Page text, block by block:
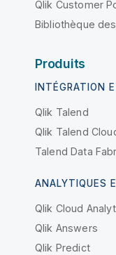
Qlik Customer
Bibliothèque
Produits
INTÉGRATION
Qlik Talend
Qlik Talend
Talend Data
ANALYTIQUES
Qlik Cloud
Qlik Answers
Qlik Predict